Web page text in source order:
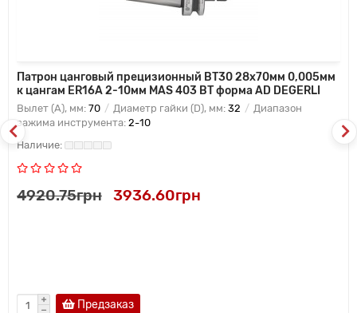
Патрон цанговый прецизионный BT30 28x70мм 0,005мм
к цангам ER16A 2-10мм MAS 403 BT форма AD DEGERLI
Вылет (A), мм: 70 Диаметр гайки (D), мм: 32
Диапазон
зажима инструмента: 2-10
4920.75грн 3936.60грн
Предзаказ